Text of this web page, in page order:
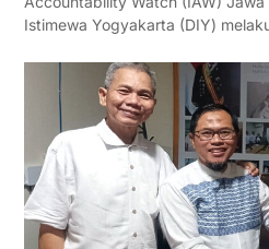
Istimewa Yogyakarta (DIY)